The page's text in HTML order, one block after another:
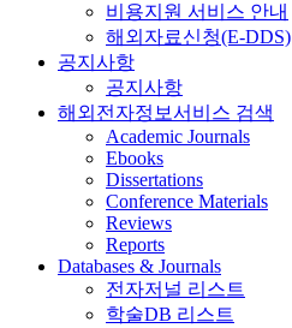
비용지원 서비스 안내
해외자료신청(E-DDS)
공지사항
공지사항
해외전자정보서비스 검색
Academic Journals
Ebooks
Dissertations
Conference Materials
Reviews
Reports
Databases & Journals
전자저널 리스트
학술DB 리스트